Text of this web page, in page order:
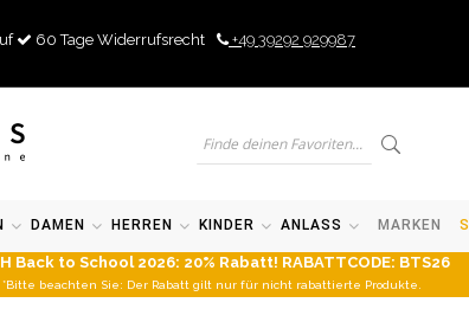
60 Tage Widerrufsrecht +49 39292 929987
DAMEN HERREN KINDER ANLASS MARKEN
Back to School 2026: 20% Rabatt! RABATTCODE: BTS26
*Bitte beachten Sie: Der Rabatt gilt nur für nicht rabattierte Produkte.